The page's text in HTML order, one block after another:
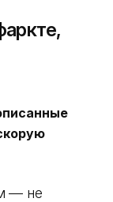
— не